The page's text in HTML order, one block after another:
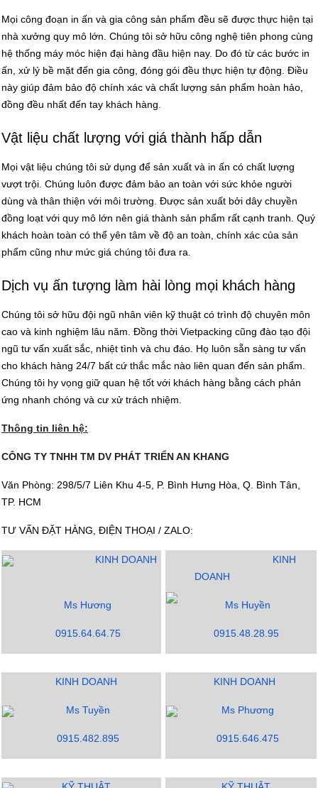
Mọi công đoạn in ấn và gia công sản phẩm đều sẽ được thực hiện tại
nhà xưởng quy mô lớn. Chúng tôi sở hữu công nghệ tiên phong cùng
hệ thống máy móc hiện đại hàng đầu hiện nay. Do đó từ các bước in
ấn, xử lý bề mặt đến gia công, đóng gói đều thực hiện tự động. Điều
này giúp đảm bảo độ chính xác và chất lượng sản phẩm hoàn hảo,
đồng đều nhất đến tay khách hàng.
Vật liệu chất lượng với giá thành hấp dẫn
Mọi vật liệu chúng tôi sử dụng để sản xuất và in ấn có chất lượng
vượt trội. Chúng luôn được đảm bảo an toàn với sức khỏe người
dùng và thân thiện với môi trường. Được sản xuất bởi dây chuyền
đồng loạt với quy mô lớn nên giá thành sản phẩm rất cạnh tranh. Quý
khách hoàn toàn có thể yên tâm về độ an toàn, chính xác của sản
phẩm cũng như mức giá chúng tôi đưa ra.
Dịch vụ ấn tượng làm hài lòng mọi khách hàng
Chúng tôi sở hữu đội ngũ nhân viên kỹ thuật có trình độ chuyên môn
cao và kinh nghiệm lâu năm. Đồng thời Vietpacking cũng đào tạo đội
ngũ tư vấn xuất sắc, nhiệt tình và chu đáo. Họ luôn sẵn sàng tư vấn
cho khách hàng 24/7 bất cứ thắc mắc nào liên quan đến sản phẩm.
Chúng tôi hy vọng giữ quan hệ tốt với khách hàng bằng cách phản
ứng nhanh chóng và cư xử trách nhiệm.
Thông tin liên hệ:
CÔNG TY TNHH TM DV PHÁT TRIỂN AN KHANG
Văn Phòng: 298/5/7 Liên Khu 4-5, P. Bình Hưng Hòa, Q. Bình Tân,
TP. HCM
TƯ VẤN ĐẶT HÀNG, ĐIỆN THOẠI / ZALO:
KINH DOANH
Ms Hương
0915.64.64.75
KINH
DOANH
Ms Huyền
0915.48.28.95
KINH DOANH
Ms Tuyền
0915.482.895
KINH DOANH
Ms Phương
0915.646.475